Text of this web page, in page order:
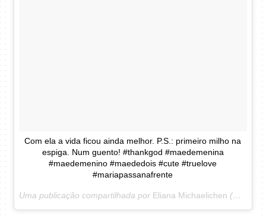
Com ela a vida ficou ainda melhor. P.S.: primeiro milho na
espiga. Num guento! #thankgod #maedemenina
#maedemenino #maededois #cute #truelove
#mariapassanafrente
Uma publicação compartilhada por Eliana Michaelichen (@eliana) em